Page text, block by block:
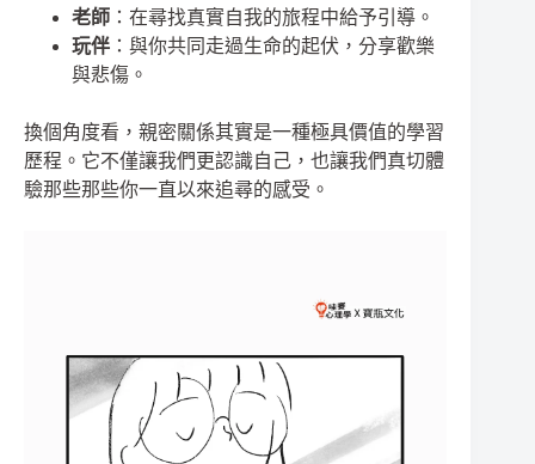
老師 ：在尋找真實自我的旅程中給予引導。
玩伴 ：與你共同走過生命的起伏，分享歡樂
與悲傷。
換個角度看，親密關係其實是一種極具價值的學習
歷程。它不僅讓我們更認識自己，也讓我們真切體
驗那些那些你一直以來追尋的感受。